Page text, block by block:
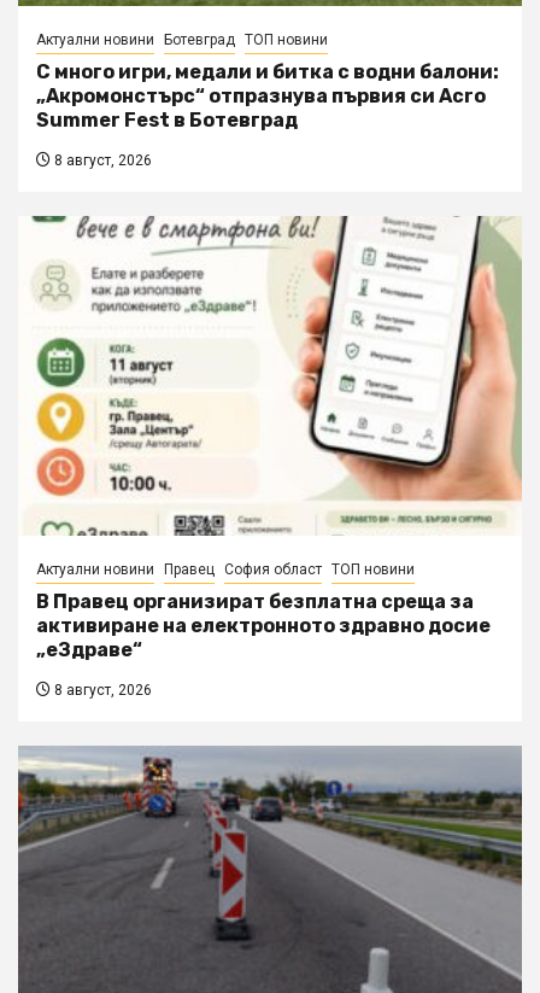
Актуални новини Ботевград ТОП новини
С много игри, медали и битка с водни балони:
„Акромонстърс“ отпразнува първия си Acro
Summer Fest в Ботевград
8 август, 2026
Актуални новини Правец София област ТОП новини
В Правец организират безплатна среща за
активиране на електронното здравно досие
„еЗдраве“
8 август, 2026